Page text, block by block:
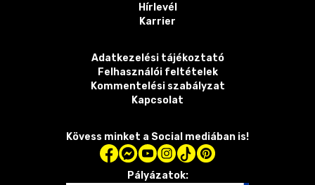
Hírlevél
Karrier
Adatkezelési tájékoztató
Felhasználói feltételek
Kommentelési szabályzat
Kapcsolat
Kövess minket a Social mediában is!
Pályázatok: